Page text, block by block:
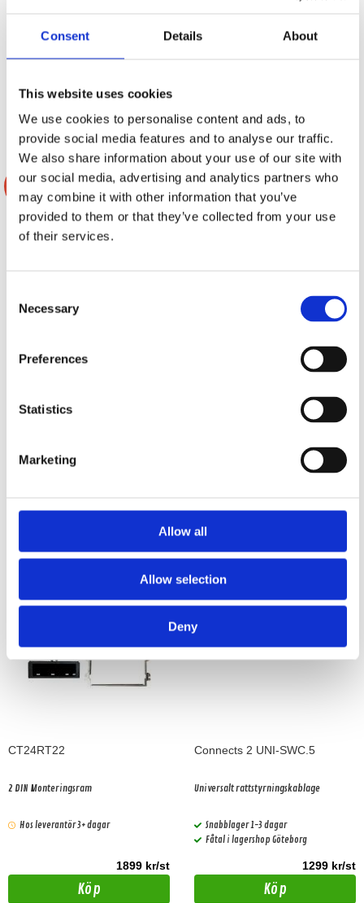
Consent Details About
This website uses cookies
We use cookies to personalise content and ads, to
provide social media features and to analyse our traffic.
We also share information about your use of our site with
our social media, advertising and analytics partners who
may combine it with other information that you’ve
provided to them or that they’ve collected from your use
of their services.
Selection
Necessary
Preferences
Statistics
Marketing
Allow all
Allow selection
Deny
anpassad för montering i 4 dörrar. Finns
1397 kr/paket 995 kr/paket
Välj ...
Dacia/Fiat/Mazda/Nissan/Opel/Subarau
Bevaka
-8%
Axton DSP A594DSP-ISO46
Plug&Play DSP till
Dacia/Fiat/Mercedes/Nissan/Opel/Renaul
Comfort Mat DOOR KIT
Detta KIT är gjord för 2 dörrar.
Finns i lagershop Göteborg
CT24RT22
2 DIN Monteringsram
Hos leverantör 3+ dagar
1899 kr/st
Köp
Connects 2 UNI-SWC.5
Universalt rattstyrningskablage
Snabblager 1-3 dagar
Fåtal i lagershop Göteborg
1299 kr/st
Köp